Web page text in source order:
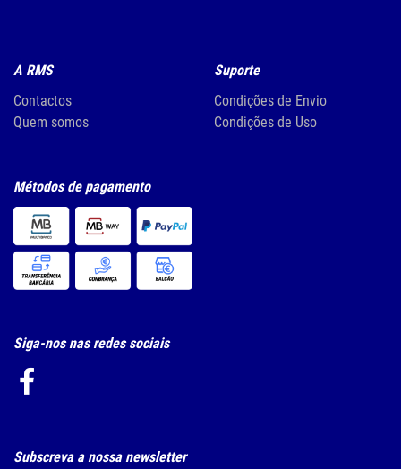
A RMS
Contactos
Quem somos
Suporte
Condições de Envio
Condições de Uso
Métodos de pagamento
Siga-nos nas redes sociais
Subscreva a nossa newsletter